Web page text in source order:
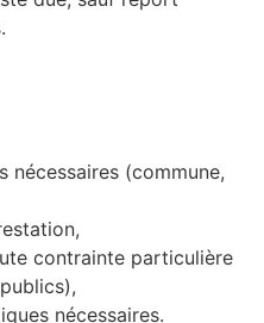
nécessaires (commune,
contrainte particulière
nécessaires.